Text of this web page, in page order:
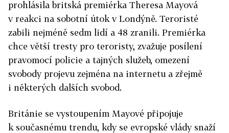
prohlásila britská premiérka Theresa Mayová
v reakci na sobotní útok v Londýně. Teroristé
zabili nejméně sedm lidí a 48 zranili. Premiérka
chce větší tresty pro teroristy, zvažuje posílení
pravomocí policie a tajných služeb, omezení
svobody projevu zejména na internetu a zřejmě
i některých dalších svobod.
Británie se vystoupením Mayové připojuje
k současnému trendu, kdy se evropské vlády snaží